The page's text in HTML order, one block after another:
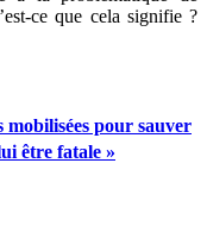
ce que cela signifie ?
mobilisées pour sauver
être fatale »